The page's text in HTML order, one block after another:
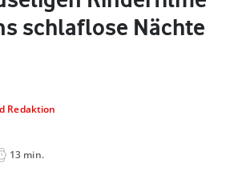
schlaflose Nächte
Redaktion
13 min.